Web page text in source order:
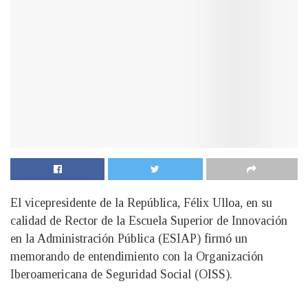
El vicepresidente de la República, Félix Ulloa, en su
calidad de Rector de la Escuela Superior de Innovación
en la Administración Pública (ESIAP) firmó un
memorando de entendimiento con la Organización
Iberoamericana de Seguridad Social (OISS).